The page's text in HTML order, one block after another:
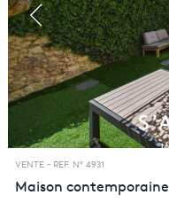
VENTE - REF. N° 4931
Maison contemporaine